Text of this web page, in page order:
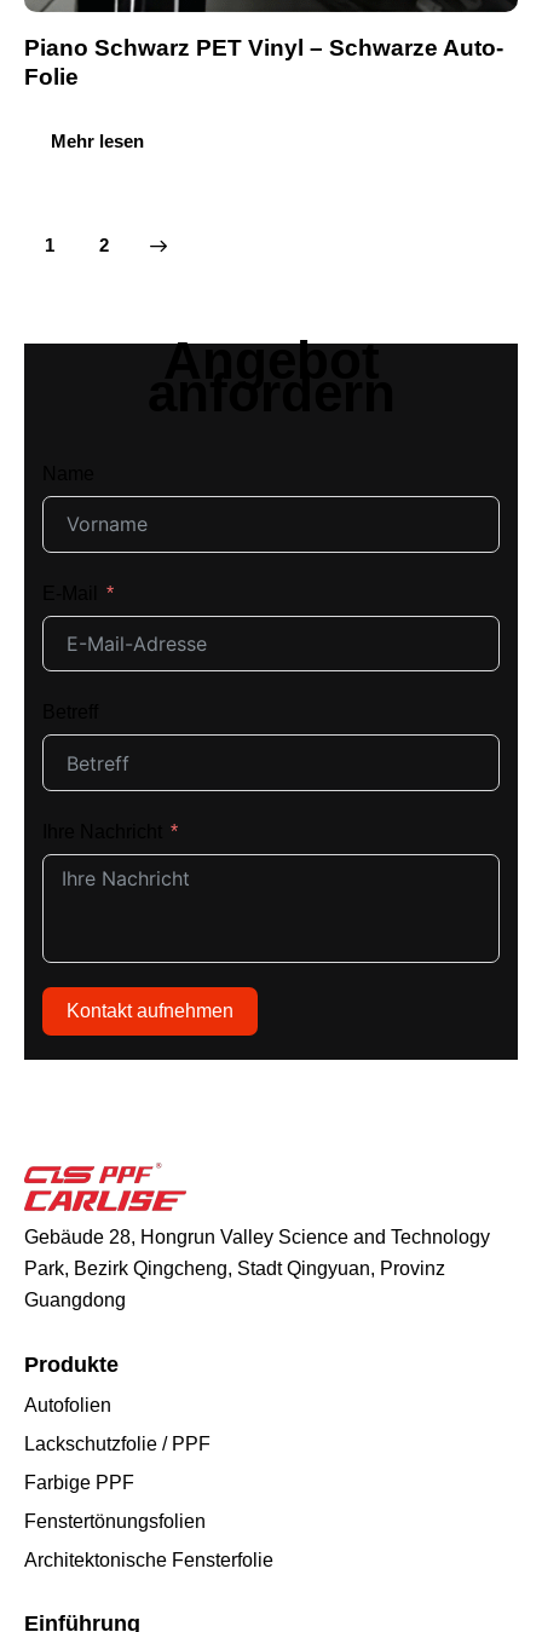
Piano Schwarz PET Vinyl – Schwarze Auto-
Folie
Mehr lesen
1 2
→
Angebot
Kontakt aufnehmen
Gebäude 28, Hongrun Valley Science and Technology
Park, Bezirk Qingcheng, Stadt Qingyuan, Provinz
Guangdong
Produkte
Autofolien
Lackschutzfolie / PPF
Farbige PPF
Fenstertönungsfolien
Architektonische Fensterfolie
Einführung